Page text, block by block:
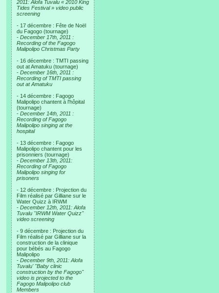
2011: Alofa Tuvalu « 2010 King
Tides Festival » video public
screening
- 17 décembre : Fête de Noël
du Fagogo (tournage)
- December 17th, 2011 :
Recording of the Fagogo
Malipolipo Christmas Party
- 16 décembre : TMTI passing
out at Amatuku (tournage)
- December 16th, 2011 :
Recording of TMTI passing
out at Amatuku
- 14 décembre : Fagogo
Malipolipo chantent à l'hôpital
(tournage)
- December 14th, 2011 :
Recording of Fagogo
Malipolipo singing at the
hospital
- 13 décembre : Fagogo
Malipolipo chantent pour les
prisonniers (tournage)
- December 13th, 2011:
Recording of Fagogo
Malipolipo singing for
prisoners
- 12 décembre : Projection du
Film réalisé par Gilliane sur le
Water Quizz à IRWM
- December 12th, 2011: Alofa
Tuvalu "IRWM Water Quizz"
video screening
- 9 décembre : Projection du
Film réalisé par Gilliane sur la
construction de la clinique
pour bébés au Fagogo
Malipolipo
- December 9th, 2011: Alofa
Tuvalu' "Baby clinic
construction by the Fagogo"
video is projected to the
Fagogo Malipolipo club
Members